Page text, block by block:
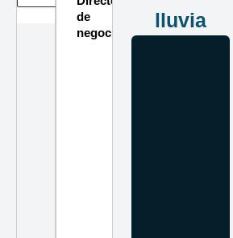
de
negocios
lluvia